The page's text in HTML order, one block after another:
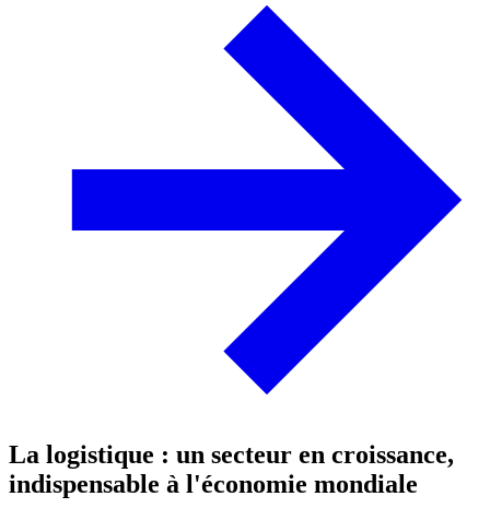
La logistique : un secteur en croissance,
indispensable à l'économie mondiale